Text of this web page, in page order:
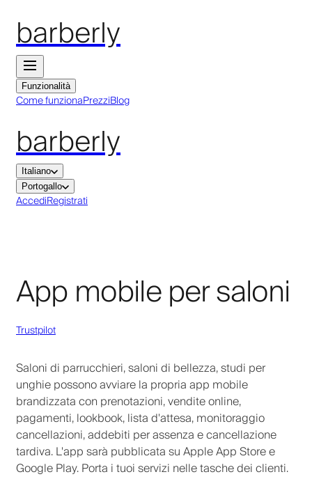
barberly
Funzionalità
Come funzionaPrezziBlog
barberly
Italiano
Portogallo
AccediRegistrati
App mobile per saloni
Trustpilot
Saloni di parrucchieri, saloni di bellezza, studi per
unghie possono avviare la propria app mobile
brandizzata con prenotazioni, vendite online,
pagamenti, lookbook, lista d'attesa, monitoraggio
cancellazioni, addebiti per assenza e cancellazione
tardiva. L'app sarà pubblicata su Apple App Store e
Google Play. Porta i tuoi servizi nelle tasche dei clienti.